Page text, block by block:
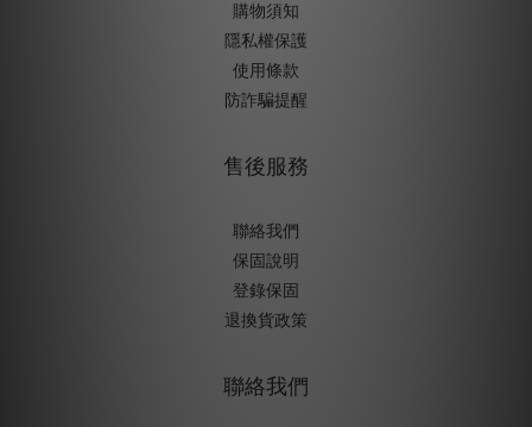
購物須知
隱私權保護
使用條款
防詐騙提醒
售後服務
聯絡我們
保固說明
登錄保固
退換貨政策
聯絡我們